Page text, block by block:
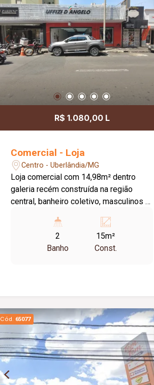
R$ 1.080,00 L
Comercial - Loja
Centro - Uberlândia/MG
Loja comercial com 14,98m² dentro
galeria recém construída na região
central, banheiro coletivo, masculinos e
com fino acabamento, lojas grandes e
espaçosas, corredores largos, praça de
alimentação, WI-FI, zelador e sistema
2
Banho
15m²
Const.
Cód. 65077